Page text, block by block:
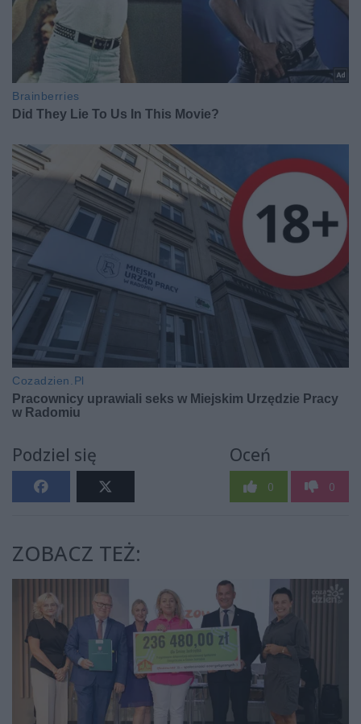
Podziel się Oceń
0 0
ZOBACZ TEŻ: